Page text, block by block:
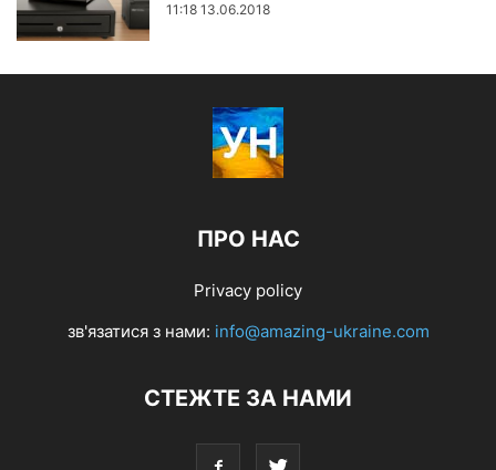
11:18 13.06.2018
ПРО НАС
Privacy policy
зв'язатися з нами: info@amazing-ukraine.com
СТЕЖТЕ ЗА НАМИ